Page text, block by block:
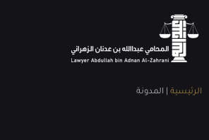
الرئيسية المدونة